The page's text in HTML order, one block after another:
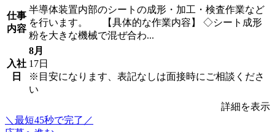
仕事
内容
半導体装置内部のシートの成形・加工・検査作業など
を行います。 【具体的な作業内容】 ◇シート成形
粉を大きな機械で混ぜ合わ...
入社
日
8月
17日
※目安になります、表記なしは面接時にご相談くださ
い
詳細を表示
＼最短45秒で完了／